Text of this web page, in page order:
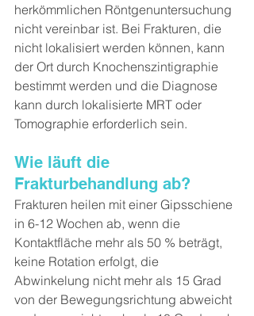
herkömmlichen Röntgenuntersuchung
nicht vereinbar ist. Bei Frakturen, die
nicht lokalisiert werden können, kann
der Ort durch Knochenszintigraphie
bestimmt werden und die Diagnose
kann durch lokalisierte MRT oder
Tomographie erforderlich sein.
Wie läuft die
Frakturbehandlung ab?
Frakturen heilen mit einer Gipsschiene
in 6-12 Wochen ab, wenn die
Kontaktfläche mehr als 50 % beträgt,
keine Rotation erfolgt, die
Abwinkelung nicht mehr als 15 Grad
von der Bewegungsrichtung abweicht